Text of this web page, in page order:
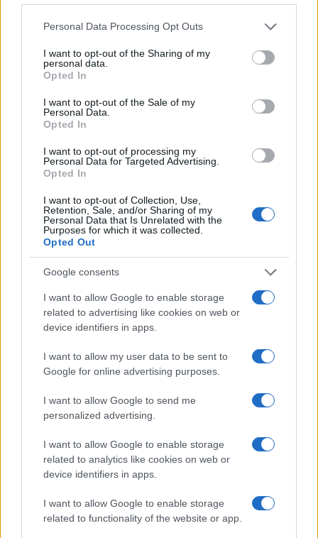
Personal Data Processing Opt Outs
I want to opt-out of the Sharing of my
personal data.
Opted In
I want to opt-out of the Sale of my
Personal Data.
Opted In
I want to opt-out of processing my
Personal Data for Targeted Advertising.
Opted In
I want to opt-out of Collection, Use,
Retention, Sale, and/or Sharing of my
Personal Data that Is Unrelated with the
Purposes for which it was collected.
Opted Out
Google consents
I want to allow Google to enable storage
related to advertising like cookies on web or
device identifiers in apps.
I want to allow my user data to be sent to
Google for online advertising purposes.
I want to allow Google to send me
personalized advertising.
I want to allow Google to enable storage
related to analytics like cookies on web or
device identifiers in apps.
I want to allow Google to enable storage
related to functionality of the website or app.
Per essere tranquilli risparmiamo come
formichine e mettiamo da parte per i tempi di
magra. Quei risparmi, però, facciamo fatica a
vincolati dall’idea che improvvisamente
potrebbero tornare utili, quindi non possono
essere spesi per altre attività. E quando siamo
costretti a farlo ci sentiamo spogliati, denudati,
senza protezione. Ma è questa la risposta giusta
alla domanda che ci siamo posti?
Quando penso al
mia sussistenza economica futura. C’è un tempo
della mia vita, quello attuale, in cui mantengo il
mio tenore di vita grazie al mio lavoro, alla mia
professionalità, e ci sarà un tempo, mi auguro, in
sarò riuscito ad accantonare oggi. Gli
accantonamenti di cui parlo sono quelli legati agli
aspetti previdenziali, ma non solo; con i sistemi
pensionistici entrati in crisi, come farò a
garantirmi, in futuro, un tenore di vita adeguato a
quello che vivo oggi?
C’è un’unica strada: il mio denaro dovrà lavorare per
Dovrà crescere adeguatamente, e non potrò